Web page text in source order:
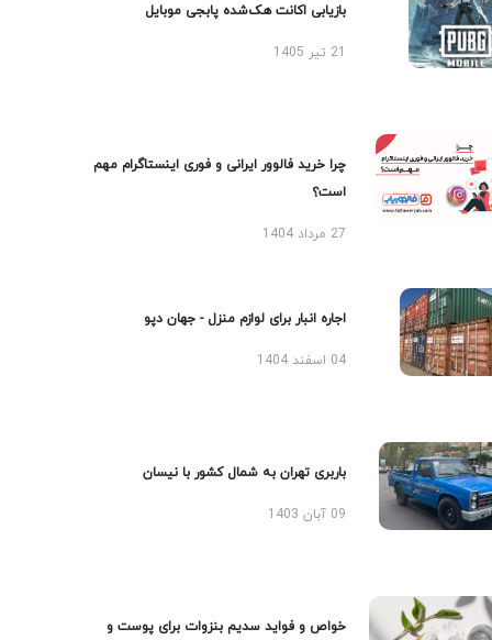
بازیابی اکانت هک‌شده پابجی موبایل
چرا خرید فالوور ایرانی و فوری اینستاگرام مهم
است؟
27 مرداد 1404
اجاره انبار برای لوازم منزل - جهان دپو
04 اسفند 1404
باربری تهران به شمال کشور با نیسان
09 آبان 1403
خواص و فواید سدیم بنزوات برای پوست و